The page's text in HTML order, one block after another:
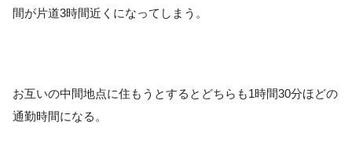
間が片道3時間近くになってしまう。
お互いの中間地点に住もうとするとどちらも1時間30分ほどの
通勤時間になる。